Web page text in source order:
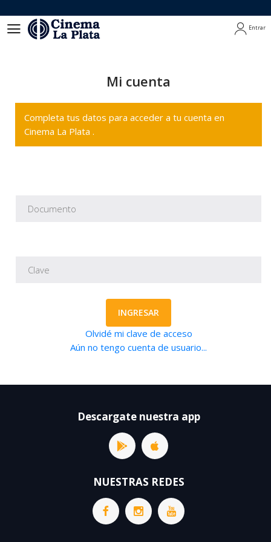
Entrar
Mi cuenta
Completa tus datos para acceder a tu cuenta en
Cinema La Plata .
INGRESAR
Olvidé mi clave de acceso
Aún no tengo cuenta de usuario...
Descargate nuestra app
NUESTRAS REDES